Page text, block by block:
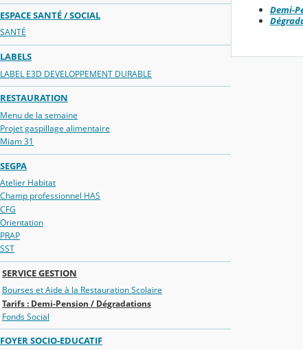
ESPACE SANTÉ / SOCIAL
SANTÉ
LABELS
LABEL E3D DEVELOPPEMENT DURABLE
RESTAURATION
Menu de la semaine
Projet gaspillage alimentaire
Miam 31
SEGPA
Atelier Habitat
Champ professionnel HAS
CFG
Orientation
PRAP
SST
SERVICE GESTION
Bourses et Aide à la Restauration Scolaire
Tarifs : Demi-Pension / Dégradations
Fonds Social
FOYER SOCIO-EDUCATIF
Demi-